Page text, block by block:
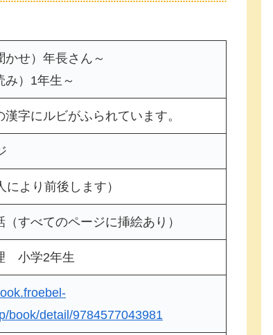
かせ）年長さん～
み）1年生～
漢字にルビがふられています。
により前後します）
（すべてのページに挿絵あり）
小学2年生
book/detail/9784577043981